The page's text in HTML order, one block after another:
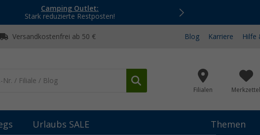
Camping Outlet:
Stark reduzierte Restposten!
Versandkostenfrei ab 50 € Blog Karriere Hilfe
Filialen Merkzettel
Urlaubs SALE Themen